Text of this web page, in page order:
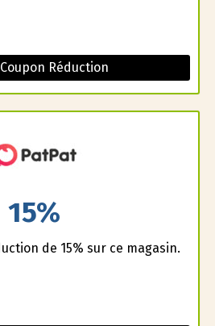
Réduction
15%
de 15% sur ce magasin.